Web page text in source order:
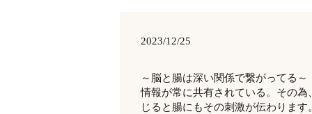
2023/12/25
～脳と腸は深い関係で繋がってる
情報が常に共有されている。その
じると腸にもその刺激が伝わりま